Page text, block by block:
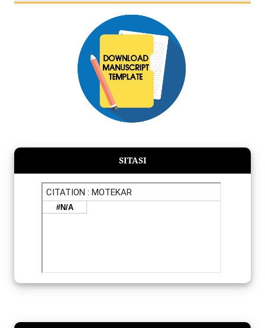
SITASI